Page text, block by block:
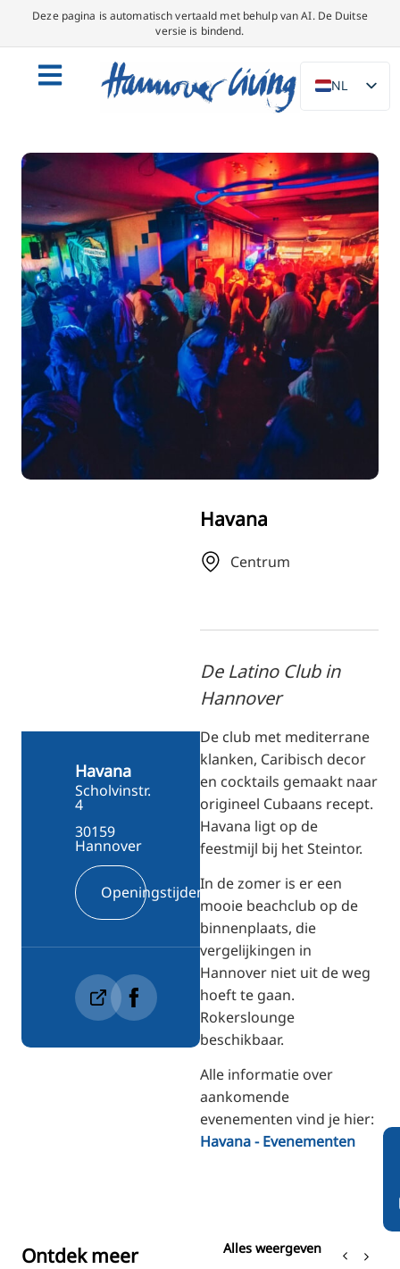
Deze pagina is automatisch vertaald met behulp van AI. De Duitse
versie is bindend.
NL
DE
PL
ES
IT
DA
SV
FR
PT
RU
Havana
Centrum
De Latino Club in
Hannover
De club met mediterrane
klanken, Caribisch decor
en cocktails gemaakt naar
origineel Cubaans recept.
Havana ligt op de
feestmijl bij het Steintor.
In de zomer is er een
mooie beachclub op de
binnenplaats, die
vergelijkingen in
Hannover niet uit de weg
hoeft te gaan.
Rokerslounge
beschikbaar.
Alle informatie over
aankomende
evenementen vind je hier:
Havana - Evenementen
Havana
Scholvinstr.
4
30159
Hannover
Openingstijden
Ontdek meer
Alles weergeven